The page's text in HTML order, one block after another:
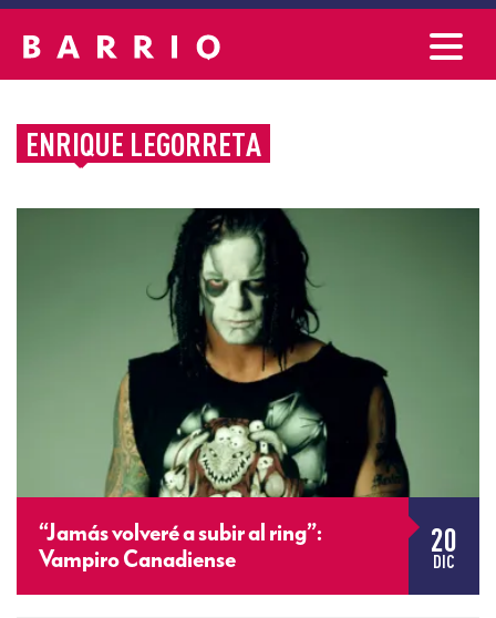
ENRIQUE LEGORRETA
“Jamás volveré a subir al ring”:
Vampiro Canadiense
20
DIC